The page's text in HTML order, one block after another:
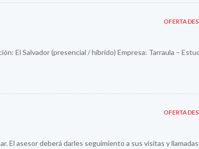
OFERTA
El Salvador (presencial / híbrido) Empresa: Tarraula –
OFERTA
El asesor deberá darles seguimiento a sus visitas y llamadas.